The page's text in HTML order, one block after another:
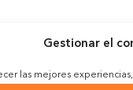
Gestionar el
las mejores